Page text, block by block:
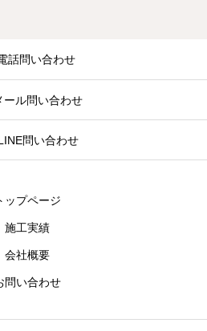
話問い合わせ
ール問い合わせ
問い合わせ
ップページ
施工実績
会社概要
問い合わせ